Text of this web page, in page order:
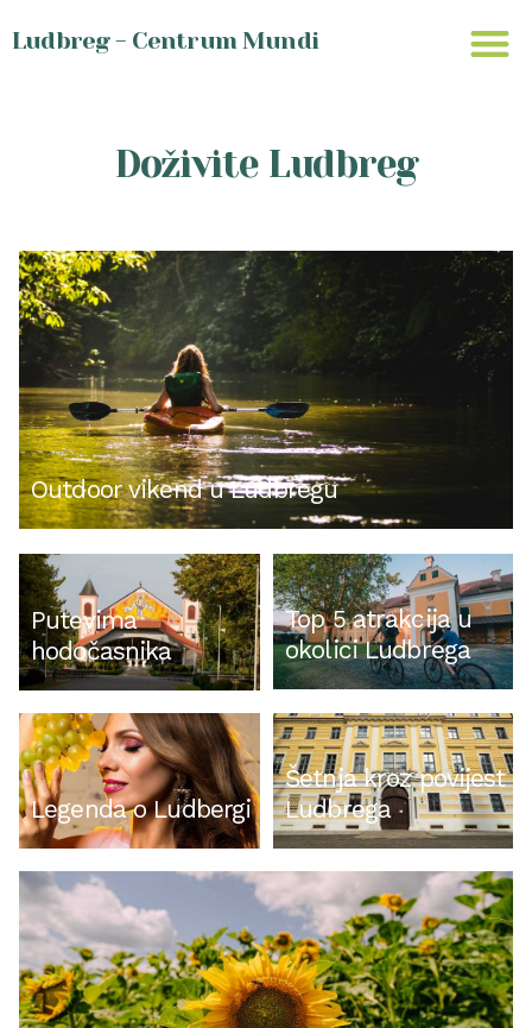
Ludbreg - Centrum Mundi
Doživite Ludbreg
Outdoor vikend u Ludbregu
Putevima
hodočasnika
Top 5 atrakcija u
okolici Ludbrega
Legenda o Ludbergi
Šetnja kroz povijest
Ludbrega